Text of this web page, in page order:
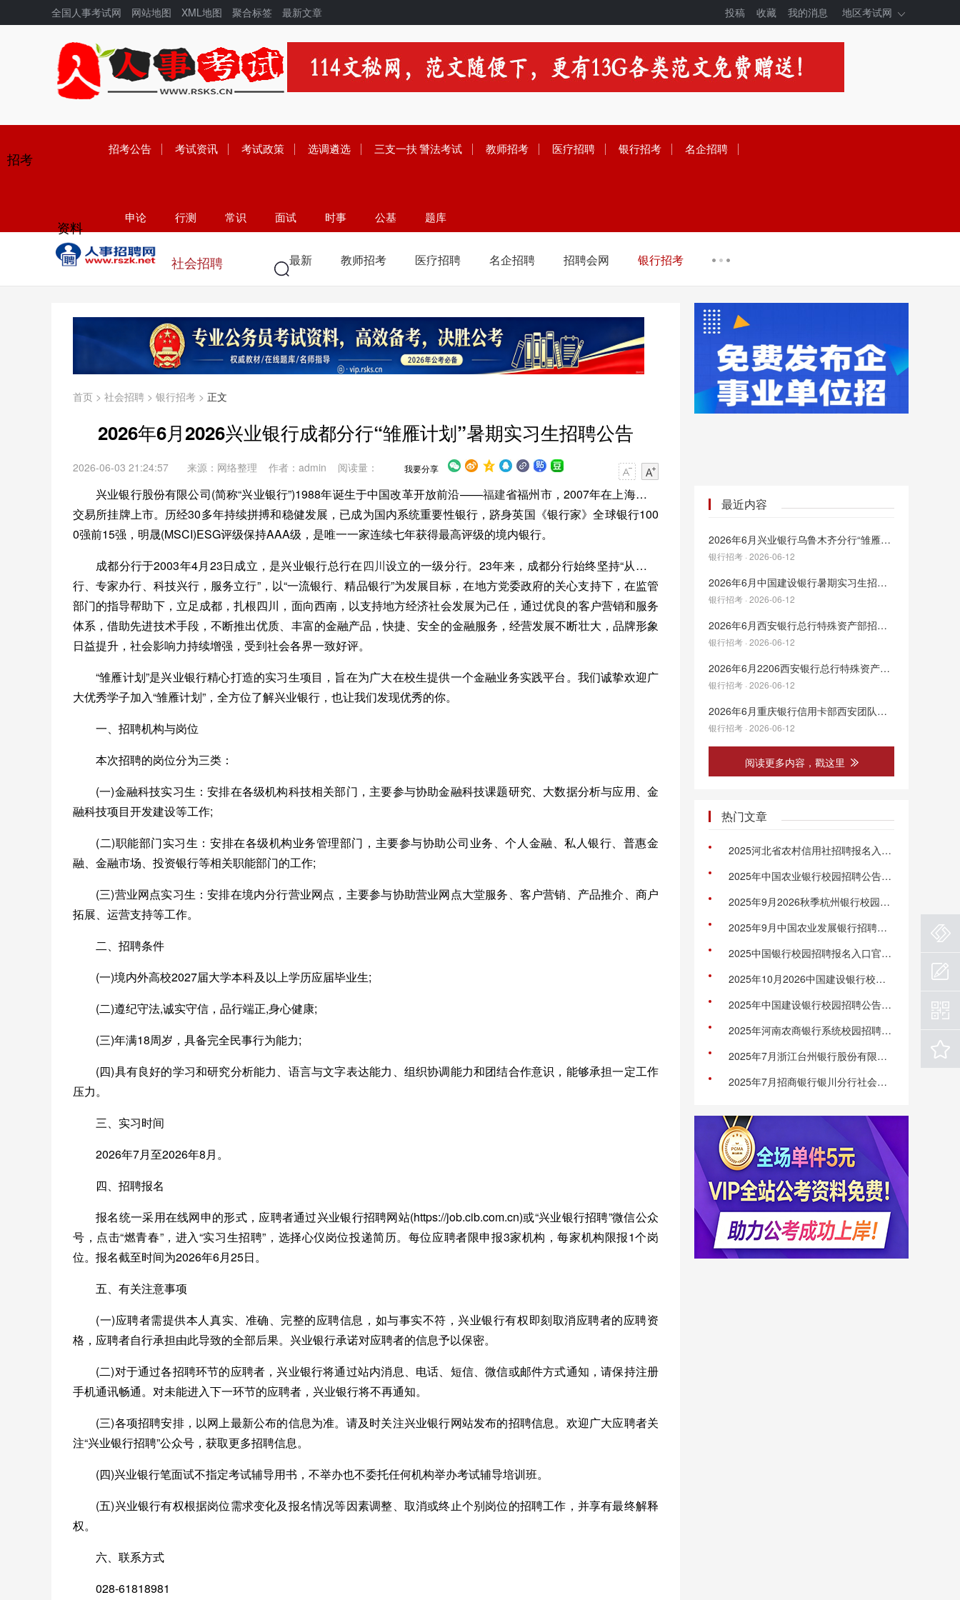
全国人事考试网 网站地图 XML地图 聚合标签 最新文章 投稿 收藏 我的消息 地区考试网
招考
招考公告 考试资讯 考试政策 选调遴选 三支一扶警法考试 教师招考 医疗招聘 银行招考 名企招聘
资料
申论 行测 常识 面试 时事 公基
题库
社会招聘 最新 教师招考 医疗招聘 名企招聘 招聘会网 银行招考
首页 > 社会招聘 > 银行招考 > 正文
2026年6月2026兴业银行成都分行“雏雁计划”暑期实习生招聘公告
2026-06-03 21:24:57 来源：网络整理 作者：admin 阅读量： 我要分享
兴业银行股份有限公司(简称“兴业银行”)1988年诞生于中国改革开放前沿——福建省福州市，2007年在上海证券
交易所挂牌上市。历经30多年持续拼搏和稳健发展，已成为国内系统重要性银行，跻身英国《银行家》全球银行100
0强前15强，明晟(MSCI)ESG评级保持AAA级，是唯一一家连续七年获得最高评级的境内银行。
成都分行于2003年4月23日成立，是兴业银行总行在四川设立的一级分行。23年来，成都分行始终坚持“从严治
行、专家办行、科技兴行，服务立行”，以“一流银行、精品银行”为发展目标，在地方党委政府的关心支持下，在监管
部门的指导帮助下，立足成都，扎根四川，面向西南，以支持地方经济社会发展为己任，通过优良的客户营销和服务
体系，借助先进技术手段，不断推出优质、丰富的金融产品，快捷、安全的金融服务，经营发展不断壮大，品牌形象
日益提升，社会影响力持续增强，受到社会各界一致好评。
“雏雁计划”是兴业银行精心打造的实习生项目，旨在为广大在校生提供一个金融业务实践平台。我们诚挚欢迎广
大优秀学子加入“雏雁计划”，全方位了解兴业银行，也让我们发现优秀的你。
一、招聘机构与岗位
本次招聘的岗位分为三类：
(一)金融科技实习生：安排在各级机构科技相关部门，主要参与协助金融科技课题研究、大数据分析与应用、金
融科技项目开发建设等工作;
(二)职能部门实习生：安排在各级机构业务管理部门，主要参与协助公司业务、个人金融、私人银行、普惠金
融、金融市场、投资银行等相关职能部门的工作;
(三)营业网点实习生：安排在境内分行营业网点，主要参与协助营业网点大堂服务、客户营销、产品推介、商户
拓展、运营支持等工作。
二、招聘条件
(一)境内外高校2027届大学本科及以上学历应届毕业生;
(二)遵纪守法,诚实守信，品行端正,身心健康;
(三)年满18周岁，具备完全民事行为能力;
(四)具有良好的学习和研究分析能力、语言与文字表达能力、组织协调能力和团结合作意识，能够承担一定工作
压力。
三、实习时间
2026年7月至2026年8月。
四、招聘报名
报名统一采用在线网申的形式，应聘者通过兴业银行招聘网站(https://job.cib.com.cn)或“兴业银行招聘”微信公众
号，点击“燃青春”，进入“实习生招聘”，选择心仪岗位投递简历。每位应聘者限申报3家机构，每家机构限报1个岗
位。报名截至时间为2026年6月25日。
五、有关注意事项
(一)应聘者需提供本人真实、准确、完整的应聘信息，如与事实不符，兴业银行有权即刻取消应聘者的应聘资
格，应聘者自行承担由此导致的全部后果。兴业银行承诺对应聘者的信息予以保密。
(二)对于通过各招聘环节的应聘者，兴业银行将通过站内消息、电话、短信、微信或邮件方式通知，请保持注册
手机通讯畅通。对未能进入下一环节的应聘者，兴业银行将不再通知。
(三)各项招聘安排，以网上最新公布的信息为准。请及时关注兴业银行网站发布的招聘信息。欢迎广大应聘者关
注“兴业银行招聘”公众号，获取更多招聘信息。
(四)兴业银行笔面试不指定考试辅导用书，不举办也不委托任何机构举办考试辅导培训班。
(五)兴业银行有权根据岗位需求变化及报名情况等因素调整、取消或终止个别岗位的招聘工作，并享有最终解释
权。
六、联系方式
028-61818981
最近内容
2026年6月兴业银行乌鲁木齐分行“雏雁计划”暑期实习生招聘
银行招考 · 2026-06-12
2026年6月中国建设银行暑期实习生招聘公告
银行招考 · 2026-06-12
2026年6月西安银行总行特殊资产部招聘公告
银行招考 · 2026-06-12
2026年6月2206西安银行总行特殊资产部相关岗位招聘公告
银行招考 · 2026-06-12
2026年6月重庆银行信用卡部西安团队人员招聘公告
银行招考 · 2026-06-12
阅读更多内容，戳这里
热门文章
2025河北省农村信用社招聘报名入口官网：http://zp.hebnx.com:10001/zp.html#/
2025年中国农业银行校园招聘公告（全国22844人）
2025年9月2026秋季杭州银行校园招聘公告
2025年9月中国农业发展银行招聘官网：http://campus.chinahr.com/pages/adbc2026
2025中国银行校园招聘报名入口官网：https://campus.chinahr.com/pages/2025-boc/#/jobs
2025年10月2026中国建设银行校园招聘统一笔试及性格测评公告
2025年中国建设银行校园招聘公告（全国19774人）
2025年河南农商银行系统校园招聘公告
2025年7月浙江台州银行股份有限公司丽水分行招聘3人公告
2025年7月招商银行银川分行社会招聘公告